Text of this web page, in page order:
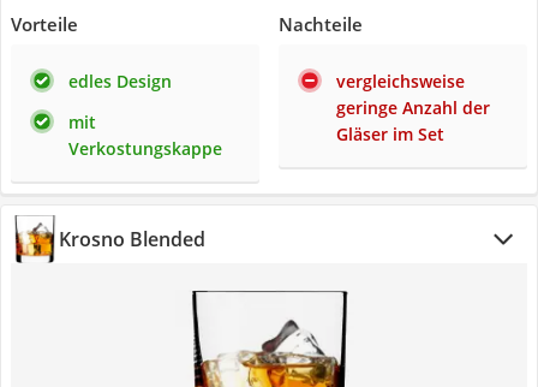
Vorteile
edles Design
mit
Verkostungskappe
Nachteile
vergleichsweise
geringe Anzahl der
Gläser im Set
Krosno Blended